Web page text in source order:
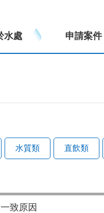
水處 申請案件
水質類 直飲類
致原因